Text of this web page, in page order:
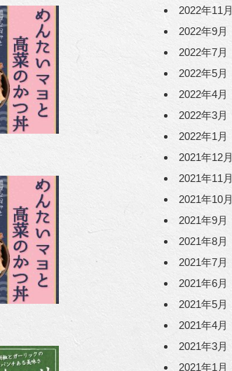
2022年11月
2022年9月
2022年7月
2022年5月
2022年4月
2022年3月
2022年1月
2021年12月
2021年11月
2021年10月
2021年9月
2021年8月
2021年7月
2021年6月
2021年5月
2021年4月
2021年3月
2021年1月